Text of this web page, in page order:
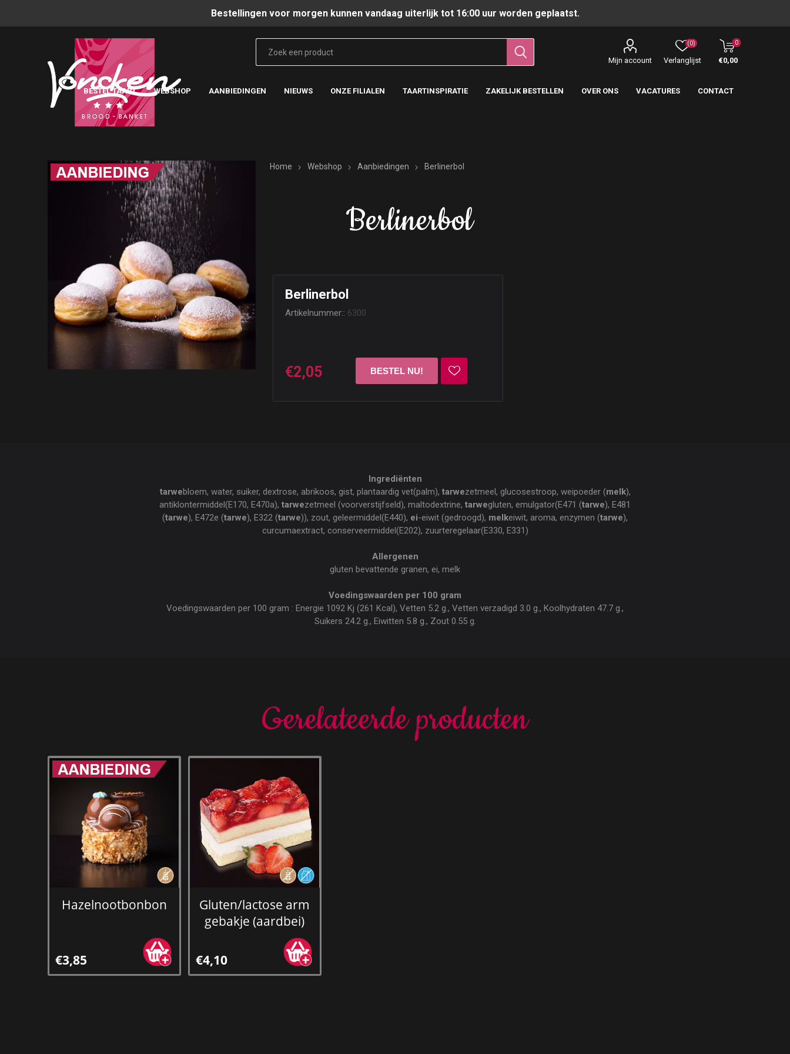
Bestellingen voor morgen kunnen vandaag uiterlijk tot 16:00 uur worden geplaatst.
Mijn account Verlanglijst
(0) 0
€0,00
BESTEL TAART WEBSHOP AANBIEDINGEN NIEUWS ONZE FILIALEN TAARTINSPIRATIE ZAKELIJK BESTELLEN OVER ONS VACATURES CONTACT
Home Webshop Aanbiedingen Berlinerbol
Berlinerbol
Berlinerbol
Artikelnummer:: 6300
€2,05
Ingrediënten
tarwebloem, water, suiker, dextrose, abrikoos, gist, plantaardig vet(palm), tarwezetmeel, glucosestroop, weipoeder (melk),
antiklontermiddel(E170, E470a), tarwezetmeel (voorverstijfseld), maltodextrine, tarwegluten, emulgator(E471 (tarwe), E481
(tarwe), E472e (tarwe), E322 (tarwe)), zout, geleermiddel(E440), ei-eiwit (gedroogd), melkeiwit, aroma, enzymen (tarwe),
curcumaextract, conserveermiddel(E202), zuurteregelaar(E330, E331)
Allergenen
gluten bevattende granen, ei, melk
Voedingswaarden per 100 gram
Voedingswaarden per 100 gram : Energie 1092 Kj (261 Kcal), Vetten 5.2 g., Vetten verzadigd 3.0 g., Koolhydraten 47.7 g.,
Suikers 24.2 g., Eiwitten 5.8 g., Zout 0.55 g.
Gerelateerde producten
Hazelnootbonbon
€3,85
Gluten/lactose arm
gebakje (aardbei)
€4,10